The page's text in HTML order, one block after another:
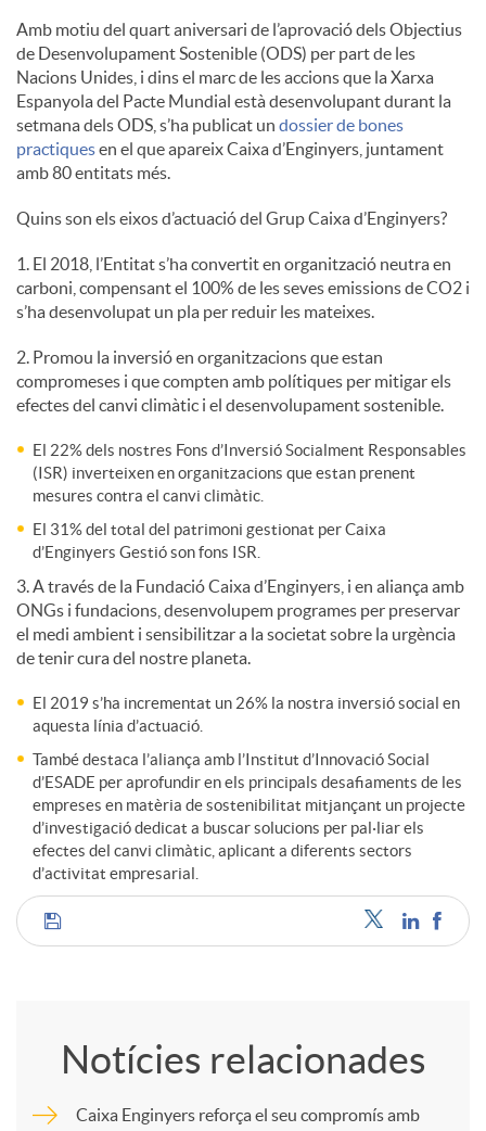
n
t
i
n
g
u
t
s
Amb motiu del quart aniversari de l’aprovació dels Objectius
de Desenvolupament Sostenible (ODS) per part de les
Nacions Unides, i dins el marc de les accions que la Xarxa
Espanyola del Pacte Mundial està desenvolupant durant la
setmana dels ODS, s’ha publicat un dossier de bones
practiquesen el que apareix Caixa d’Enginyers, juntament
amb 80 entitats més.
Quins son els eixos d’actuació del Grup Caixa d’Enginyers?
1. El 2018, l’Entitat s’ha convertit en organització neutra en
carboni, compensant el 100% de les seves emissions de CO2 i
s’ha desenvolupat un pla per reduir les mateixes.
2. Promou la inversió en organitzacions que estan
compromeses i que compten amb polítiques per mitigar els
efectes del canvi climàtic i el desenvolupament sostenible.
El 22% dels nostres Fons d’Inversió Socialment Responsables
(ISR) inverteixen en organitzacions que estan prenent
mesures contra el canvi climàtic.
El 31% del total del patrimoni gestionat per Caixa
d’Enginyers Gestió son fons ISR.
3. A través de la Fundació Caixa d’Enginyers, i en aliança amb
ONGs i fundacions, desenvolupem programes per preservar
el medi ambient i sensibilitzar a la societat sobre la urgència
de tenir cura del nostre planeta.
El 2019 s’ha incrementat un 26% la nostra inversió social en
aquesta línia d’actuació.
També destaca l’aliança amb l’Institut d’Innovació Social
d’ESADE per aprofundir en els principals desafiaments de les
empreses en matèria de sostenibilitat mitjançant un projecte
d’investigació dedicat a buscar solucions per pal·liar els
efectes del canvi climàtic, aplicant a diferents sectors
d’activitat empresarial.
C
Notícies relacionades
Caixa Enginyers reforça el seu compromís amb